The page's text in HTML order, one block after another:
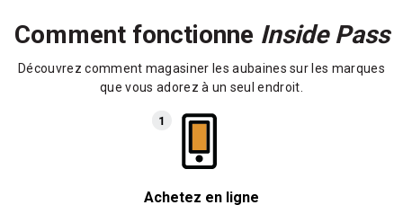
Comment fonctionne Inside Pass
Découvrez comment magasiner les aubaines sur les marques
que vous adorez à un seul endroit.
Achetez en ligne